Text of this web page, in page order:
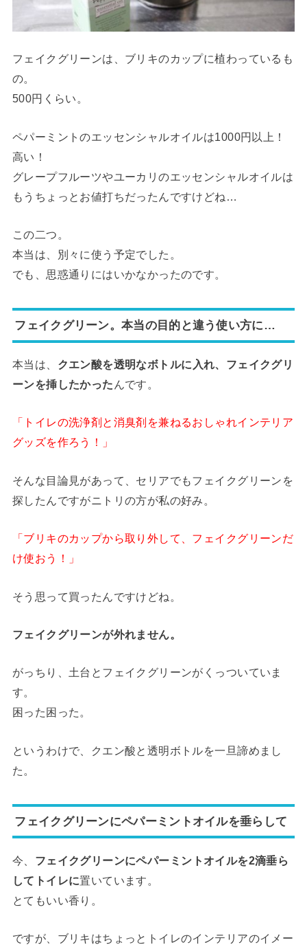
フェイクグリーンは、ブリキのカップに植わっているも
の。
500円くらい。
ペパーミントのエッセンシャルオイルは1000円以上！
高い！
グレープフルーツやユーカリのエッセンシャルオイルは
もうちょっとお値打ちだったんですけどね…
この二つ。
本当は、別々に使う予定でした。
でも、思惑通りにはいかなかったのです。
フェイクグリーン。本当の目的と違う使い方に…
本当は、 クエン酸を透明なボトルに入れ、フェイクグリ
ーンを挿したかった んです。
「トイレの洗浄剤と消臭剤を兼ねるおしゃれインテリア
グッズを作ろう！」
そんな目論見があって、セリアでもフェイクグリーンを
探したんですがニトリの方が私の好み。
「ブリキのカップから取り外して、フェイクグリーンだ
け使おう！」
そう思って買ったんですけどね。
フェイクグリーンが外れません。
がっちり、土台とフェイクグリーンがくっついていま
す。
困った困った。
というわけで、クエン酸と透明ボトルを一旦諦めまし
た。
フェイクグリーンにペパーミントオイルを垂らして
今、 フェイクグリーンにペパーミントオイルを2滴垂ら
してトイレに置いています。
とてもいい香り。
ですが、ブリキはちょっとトイレのインテリアのイメー